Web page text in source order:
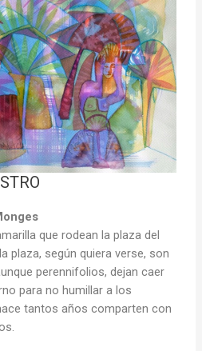
que rodean la plaza del
plaza, según quiera verse, son
perennifolios, dejan caer
para no humillar a los
tantos años comparten con